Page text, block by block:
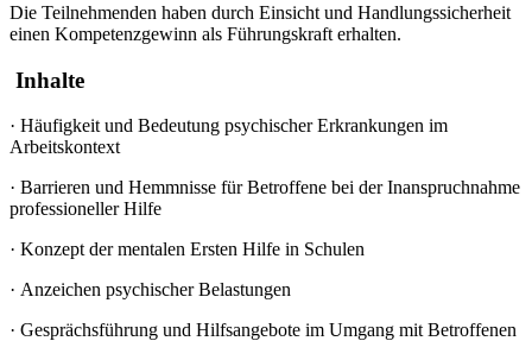
Die Teilnehmenden haben durch Einsicht und Handlungssicherheit
einen Kompetenzgewinn als Führungskraft erhalten.
Inhalte
· Häufigkeit und Bedeutung psychischer Erkrankungen im
Arbeitskontext
· Barrieren und Hemmnisse für Betroffene bei der Inanspruchnahme
professioneller Hilfe
· Konzept der mentalen Ersten Hilfe in Schulen
· Anzeichen psychischer Belastungen
· Gesprächsführung und Hilfsangebote im Umgang mit Betroffenen